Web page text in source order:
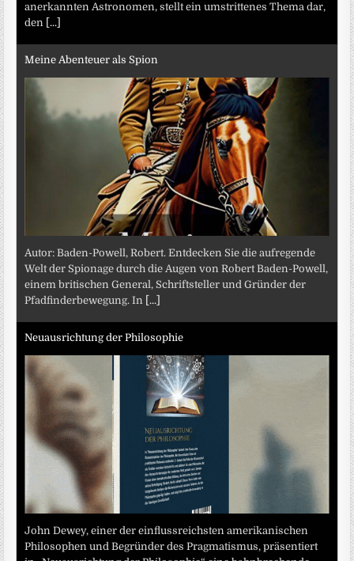
anerkannten Astronomen, stellt ein umstrittenes Thema dar,
den [...]
Meine Abenteuer als Spion
Autor: Baden-Powell, Robert. Entdecken Sie die aufregende
Welt der Spionage durch die Augen von Robert Baden-Powell,
einem britischen General, Schriftsteller und Gründer der
Pfadfinderbewegung. In [...]
Neuausrichtung der Philosophie
John Dewey, einer der einflussreichsten amerikanischen
Philosophen und Begründer des Pragmatismus, präsentiert